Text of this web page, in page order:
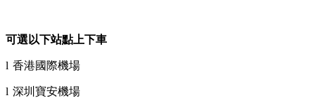
可選以下站點上下車
l 香港國際機場
l 深圳寶安機場